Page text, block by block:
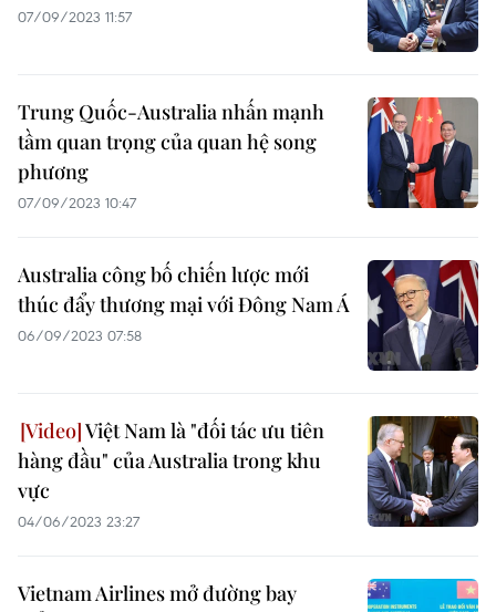
07/09/2023 11:57
Trung Quốc-Australia nhấn mạnh
tầm quan trọng của quan hệ song
phương
07/09/2023 10:47
Australia công bố chiến lược mới
thúc đẩy thương mại với Đông Nam Á
06/09/2023 07:58
Việt Nam là "đối tác ưu tiên
hàng đầu" của Australia trong khu
vực
04/06/2023 23:27
Vietnam Airlines mở đường bay